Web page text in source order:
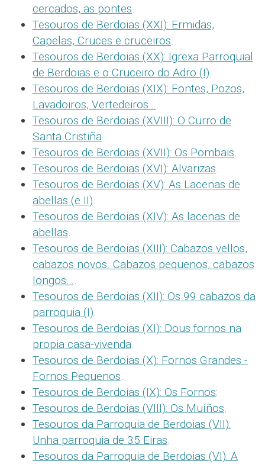
cercados, as pontes.
Tesouros de Berdoias (XXI): Ermidas,
Capelas, Cruces e cruceiros.
Tesouros de Berdoias (XX): Igrexa Parroquial
de Berdoias e o Cruceiro do Adro (I).
Tesouros de Berdoias (XIX): Fontes, Pozos,
Lavadoiros, Vertedeiros….
Tesouros de Berdoias (XVIII): O Curro de
Santa Cristiña.
Tesouros de Berdoias (XVII): Os Pombais.
Tesouros de Berdoias (XVI): Alvarizas.
Tesouros de Berdoias (XV): As Lacenas de
abellas (e II).
Tesouros de Berdoias (XIV): As lacenas de
abellas.
Tesouros de Berdoias (XIII): Cabazos vellos,
cabazos novos. Cabazos pequenos, cabazos
longos….
Tesouros de Berdoias (XII): Os 99 cabazos da
parroquia (I).
Tesouros de Berdoias (XI): Dous fornos na
propia casa-vivenda.
Tesouros de Berdoias (X): Fornos Grandes -
Fornos Pequenos.
Tesouros de Berdoias (IX): Os Fornos:
Tesouros de Berdoias (VIII): Os Muíños.
Tesouros da Parroquia de Berdoias (VII):
Unha parroquia de 35 Eiras.
Tesouros da Parroquia de Berdoias (VI): A